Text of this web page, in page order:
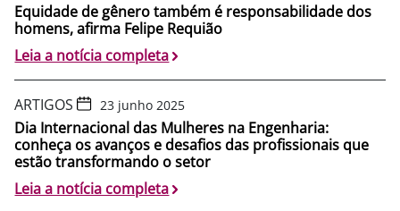
Equidade de gênero também é responsabilidade dos
homens, afirma Felipe Requião
Leia a notícia completa
ARTIGOS 23 junho 2025
Dia Internacional das Mulheres na Engenharia:
conheça os avanços e desafios das profissionais que
estão transformando o setor
Leia a notícia completa